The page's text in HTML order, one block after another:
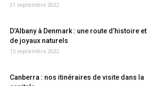
21 septembre 2022
D’Albany à Denmark : une route d’histoire et
de joyaux naturels
15 septembre 2022
Canberra : nos itinéraires de visite dans la